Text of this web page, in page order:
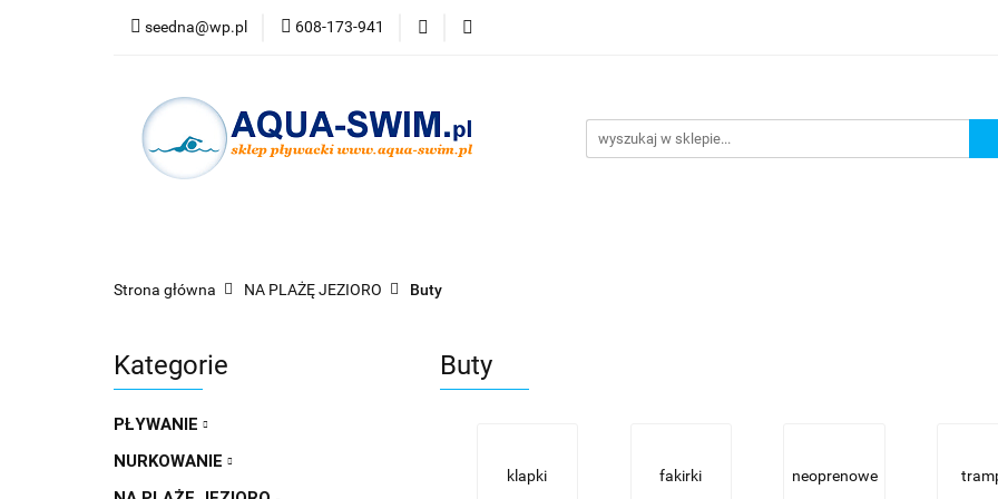
seedna@wp.pl 608-173-941
PŁYWANIE
Bestsellery
Strona główna NA PLAŻĘ JEZIORO Buty
Kategorie
PŁYWANIE
NURKOWANIE
Buty
klapki fakirki neoprenowe